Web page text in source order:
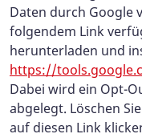
Daten durch Google
folgendem Link
herunterladen und
https://
Dabei wird ein Opt-
abgelegt. Löschen
auf diesen Link